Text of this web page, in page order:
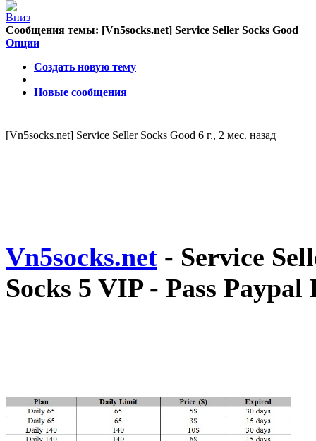
Сообщения темы: [Vn5socks.net] Service Seller Socks Good
Опции
Создать новую тему
Новые сообщения
[Vn5socks.net] Service Seller Socks Good 6 г., 2 мес. назад
Vn5socks.net - Service
Socks 5 VIP - Pass